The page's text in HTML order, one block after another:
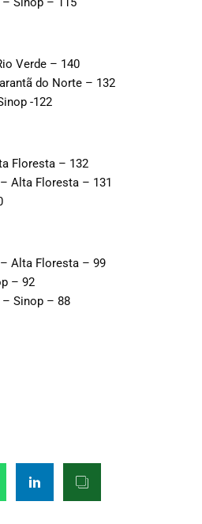
Verde – 140
do Norte – 132
-122
Floresta – 132
Alta Floresta – 131
Alta Floresta – 99
– 92
– Sinop – 88